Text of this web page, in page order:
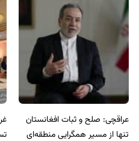
غریب آبادی: مردم ایران هرگز
تسلیم تهدیدات و تجاوزات